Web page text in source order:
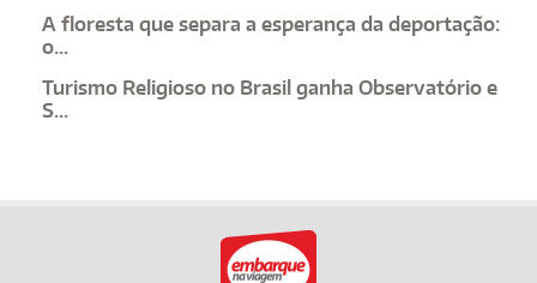
A floresta que separa a esperança da deportação:
o...
Turismo Religioso no Brasil ganha Observatório e
S...